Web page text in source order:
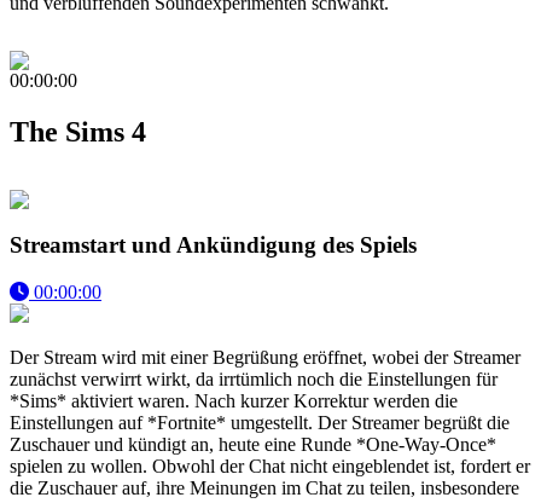
00:00:00
The Sims 4
Streamstart und Ankündigung des Spiels
00:00:00
Der Stream wird mit einer Begrüßung eröffnet, wobei der Streamer
zunächst verwirrt wirkt, da irrtümlich noch die Einstellungen für
*Sims* aktiviert waren. Nach kurzer Korrektur werden die
Einstellungen auf *Fortnite* umgestellt. Der Streamer begrüßt die
Zuschauer und kündigt an, heute eine Runde *One-Way-Once*
spielen zu wollen. Obwohl der Chat nicht eingeblendet ist, fordert er
die Zuschauer auf, ihre Meinungen im Chat zu teilen, insbesondere